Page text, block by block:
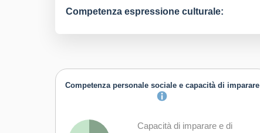
Competenza espressione culturale:
Competenza personale sociale e capacità di imparare
Capacità di imparare e di